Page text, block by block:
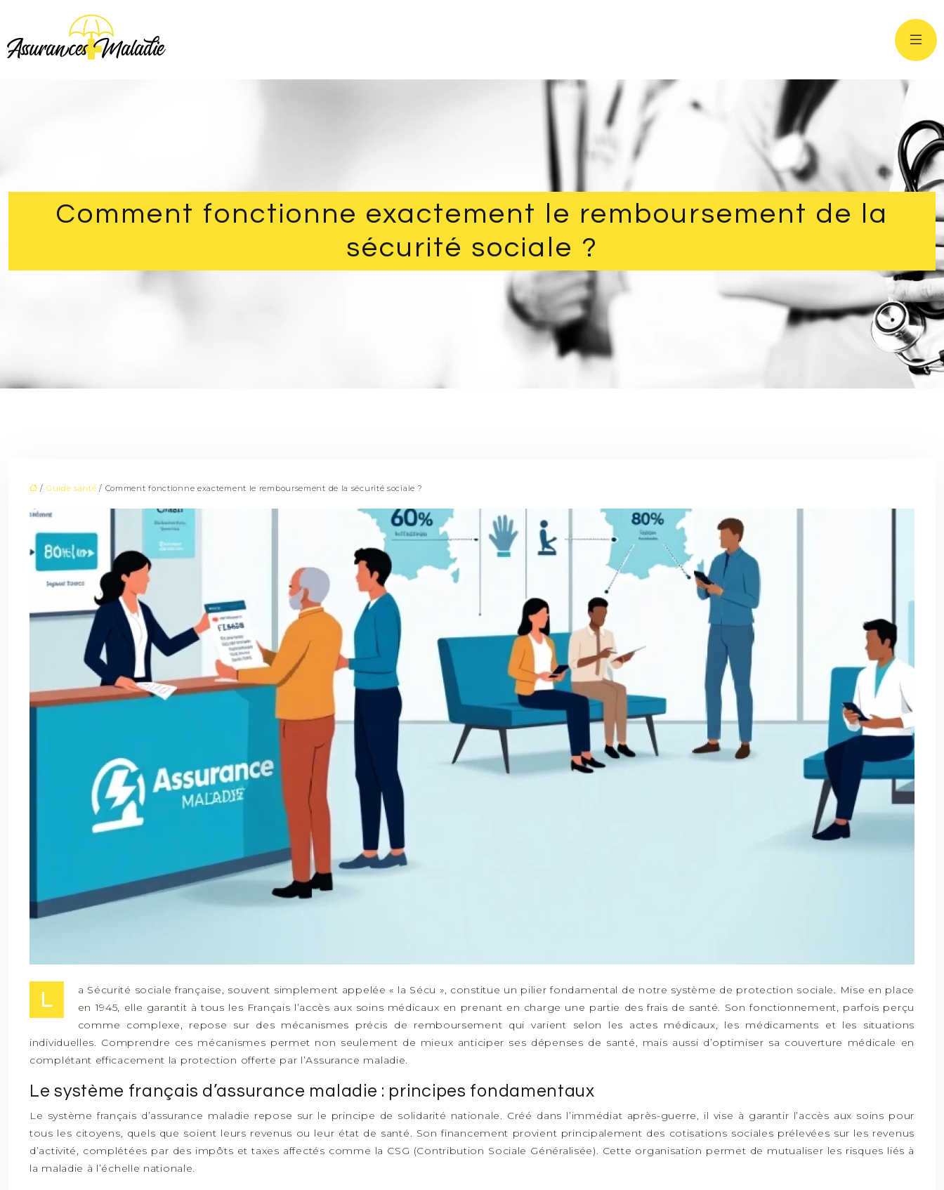
Comment fonctionne exactement le remboursement de la
sécurité sociale ?
/ Guide santé / Comment fonctionne exactement le remboursement de la sécurité sociale ?
L
a Sécurité sociale française, souvent simplement appelée « la Sécu », constitue un pilier fondamental de notre système de protection sociale. Mise en place
en 1945, elle garantit à tous les Français l’accès aux soins médicaux en prenant en charge une partie des frais de santé. Son fonctionnement, parfois perçu
comme complexe, repose sur des mécanismes précis de remboursement qui varient selon les actes médicaux, les médicaments et les situations
individuelles. Comprendre ces mécanismes permet non seulement de mieux anticiper ses dépenses de santé, mais aussi d’optimiser sa couverture médicale en
complétant efficacement la protection offerte par l’Assurance maladie.
Le système français d’assurance maladie : principes fondamentaux
Le système français d’assurance maladie repose sur le principe de solidarité nationale. Créé dans l’immédiat après-guerre, il vise à garantir l’accès aux soins pour
tous les citoyens, quels que soient leurs revenus ou leur état de santé. Son financement provient principalement des cotisations sociales prélevées sur les revenus
d’activité, complétées par des impôts et taxes affectés comme la CSG (Contribution Sociale Généralisée). Cette organisation permet de mutualiser les risques liés à
la maladie à l’échelle nationale.